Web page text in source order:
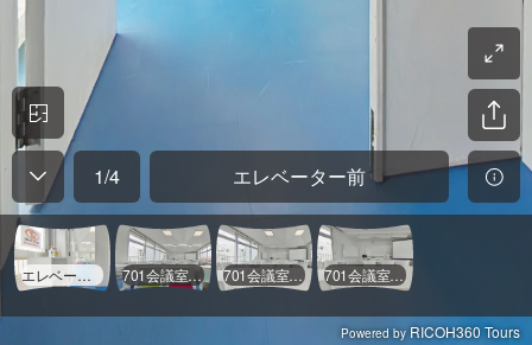
1/4 エレベーター前
エレベーター前 701会議室後方 701会議室中央 701会議室最前列
Powered by RICOH360 Tours